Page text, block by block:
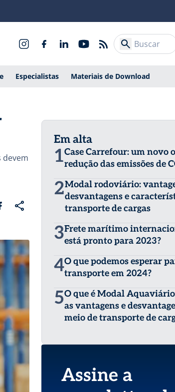
Especialistas Materiais de Download
devem
Em alta
1Case Carrefour: um novo
redução das emissões de
2Modal rodoviário:
desvantagens e
transporte de cargas
3Frete marítimo
está pronto para 2023?
4O que podemos esperar
transporte em 2024?
5O que é Modal
as vantagens e
meio de transporte de
Assine a